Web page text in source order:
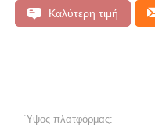
Καλύτερη τιμή
Ύψος πλατφόρμας: